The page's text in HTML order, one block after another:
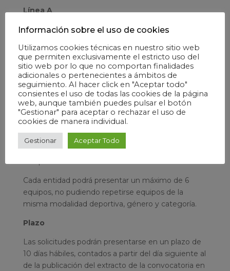
Línea A
Para la realización de su programa deportivo en la
fomentando las acciones de promoción deportiva
de base desarrolladas por las entidades: escuelas y
participación en competiciones de carácter local y
autonómico, principalmente.
Línea B
Para su participación en alguna de las tres máximas
categorías nacionales en competiciones oficiales
de equipo, de carácter no profesional, durante la
Cada entidad podrá presentar un máximo de 6
equipos, no pudiendo repetirse equipos de la
misma modalidad deportiva, género y categoría.
Plazo
Las solicitudes podrán presentarse en un plazo de
10 días hábiles, contados a partir del día siguiente al
de la publicación del extracto de la convocatoria en
Información sobre el uso de cookies
Utilizamos cookies técnicas en nuestro sitio web
que permiten exclusivamente el estricto uso del
sitio web por lo que no comportan finalidades
adicionales o pertenecientes a ámbitos de
seguimiento. Al hacer click en "Aceptar todo"
consientes el uso de todas las cookies de la página
web, aunque también puedes pulsar el botón
"Gestionar" para aceptar o rechazar el uso de
cookies de manera individual.
Gestionar Aceptar Todo